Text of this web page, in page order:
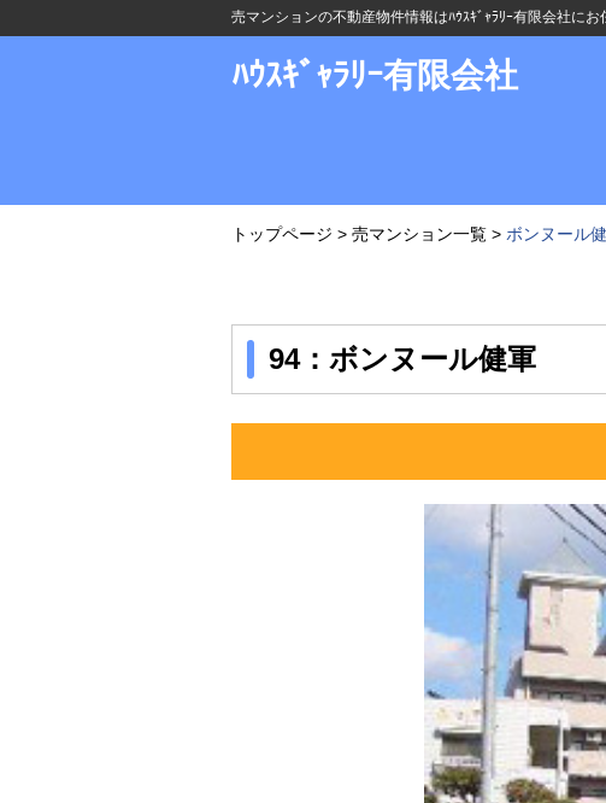
売マンションの不動産物件情報はﾊｳｽｷﾞｬﾗﾘｰ有限会社にお
ﾊｳｽｷﾞｬﾗﾘｰ有限会社
トップページ > 売マンション一覧 > ボンヌール
94：ボンヌール健軍